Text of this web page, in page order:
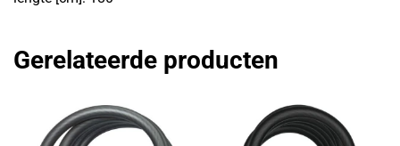
Gerelateerde producten